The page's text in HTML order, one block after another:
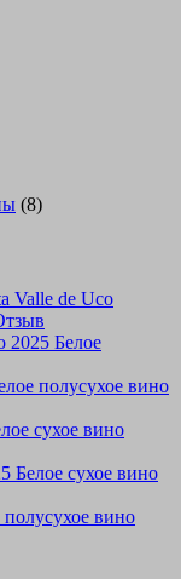
(8)
Valle de Uco
2025 Белое
полусухое вино
сухое вино
Белое сухое вино
вино